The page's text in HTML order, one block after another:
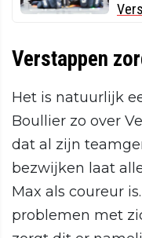
Verstappen
Het is natuurlijk
Boullier zo over
dat al zijn
bezwijken laat
Max als coureur
problemen met